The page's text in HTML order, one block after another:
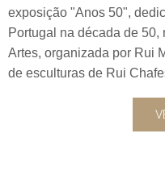
exposição "Anos 50",
Portugal na década de
Artes, organizada por Rui
de esculturas de Rui